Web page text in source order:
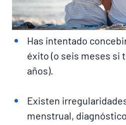
Has intentado
éxito (o seis meses si
años).
Existen
menstrual,